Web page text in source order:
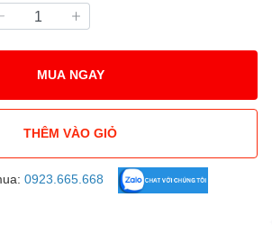
MUA NGAY
THÊM VÀO GIỎ
0923.665.668